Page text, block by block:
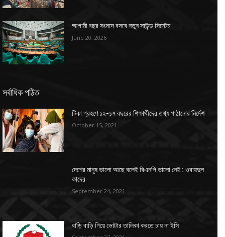
আগামী বছর সংসদে বসবে নতুন সাউন্ড সিস্টেম
June 20, 2026
সর্বাধিক পঠিত
টিকা গ্রহণে ১২-১৭ বছরের শিক্ষার্থীদের তথ্য পাঠানোর নির্দেশ
October 15, 2021
দেশের মানুষ ভালো আছে বলেই বিএনপি ভালো নেই : ওবায়দুল
কাদের
September 24, 2021
বাড়ি বাড়ি গিয়ে ভোটার তালিকা করতে চায় না ইসি